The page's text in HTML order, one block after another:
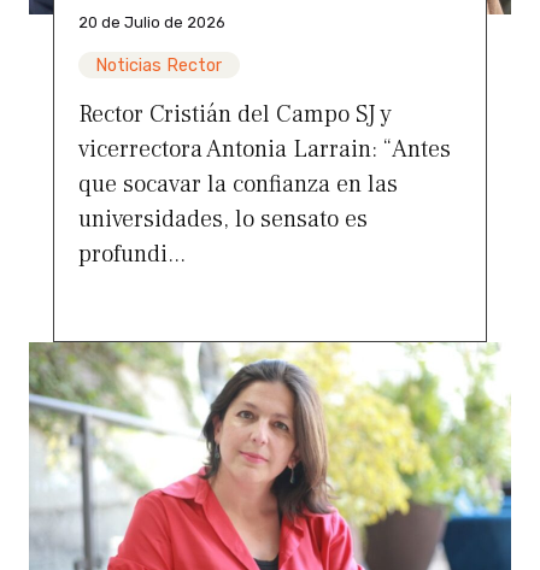
20 de Julio de 2026
Noticias Rector
Rector Cristián del Campo SJ y
vicerrectora Antonia Larrain: “Antes
que socavar la confianza en las
universidades, lo sensato es
profundi...